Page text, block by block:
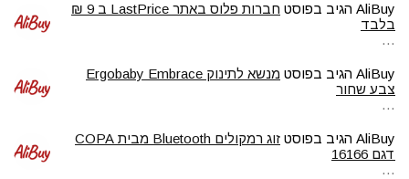
AliBuy הגיב בפוסט
חברות פלוס באתר LastPrice ב 9 ₪
בלבד
…
AliBuy הגיב בפוסט
מנשא לתינוק Ergobaby Embrace
צבע שחור
…
AliBuy הגיב בפוסט
זוג רמקולים Bluetooth מבית COPA
דגם 16166
…